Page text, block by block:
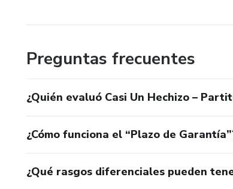
Preguntas frecuentes
¿Quién evaluó Casi Un Hechizo –
¿Cómo funciona el “Plazo de
¿Qué rasgos diferenciales pueden